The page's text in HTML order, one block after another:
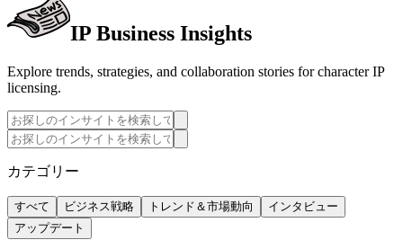
IP Business Insights
Explore trends, strategies, and collaboration stories for character IP
licensing.
カテゴリー
すべて ビジネス戦略 トレンド＆市場動向
インタビュー
アップデート